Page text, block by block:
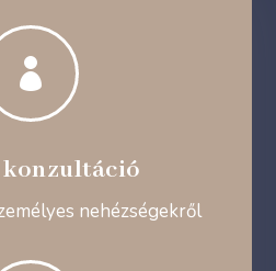

konzultáció
nehézségekről